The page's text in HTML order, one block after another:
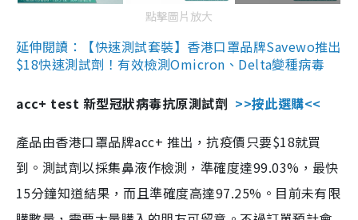
點擊圖片放大
延伸閱讀：【快速測試套裝】香港口罩品牌Savewo推出
$18快速測試劑！有效檢測Omicron、Delta變種病毒
acc+ test 新型冠狀病毒抗原測試劑 >>按此選購<<
產品由香港口罩品牌acc+ 推出，抗疫價只要$18就買
到。測試劑以採集鼻液作檢測，準確度達99.03%，最快
15分鐘知道結果，而且準確度高達97.25%。目前未有限